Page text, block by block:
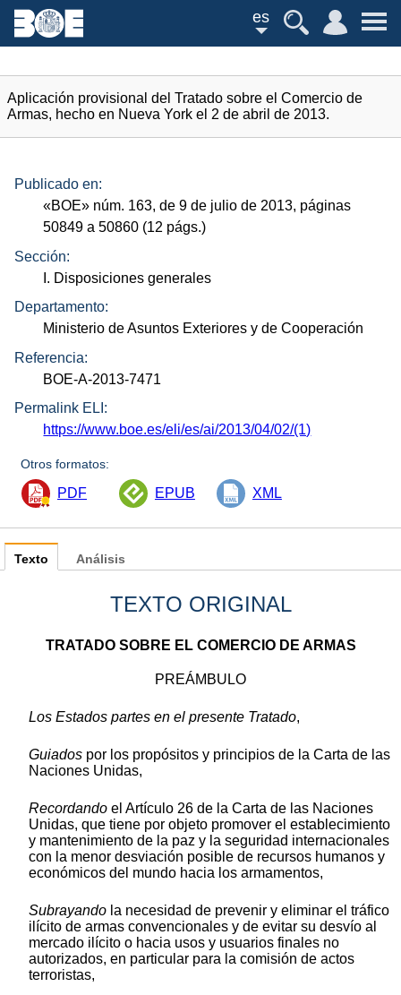
es
Aplicación provisional del Tratado sobre el Comercio de
Armas, hecho en Nueva York el 2 de abril de 2013.
Publicado en:
«BOE» núm. 163, de 9 de julio de 2013, páginas
50849 a 50860 (12 págs.)
Sección:
I. Disposiciones generales
Departamento:
Ministerio de Asuntos Exteriores y de Cooperación
Referencia:
BOE-A-2013-7471
Permalink ELI:
https://www.boe.es/eli/es/ai/2013/04/02/(1)
Otros formatos:
PDF EPUB XML
Texto
TEXTO ORIGINAL
TRATADO SOBRE EL COMERCIO DE ARMAS
PREÁMBULO
Los Estados partes en el presente Tratado,
Guiados por los propósitos y principios de la Carta de las
Naciones Unidas,
Recordando el Artículo 26 de la Carta de las Naciones
Unidas, que tiene por objeto promover el establecimiento
y mantenimiento de la paz y la seguridad internacionales
con la menor desviación posible de recursos humanos y
económicos del mundo hacia los armamentos,
Subrayando la necesidad de prevenir y eliminar el tráfico
ilícito de armas convencionales y de evitar su desvío al
mercado ilícito o hacia usos y usuarios finales no
autorizados, en particular para la comisión de actos
terroristas,
Análisis